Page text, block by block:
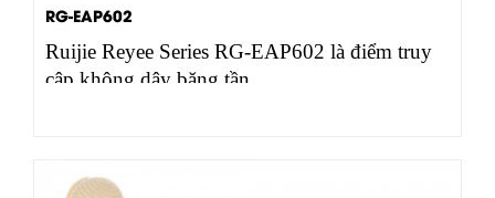
RG-EAP602
Ruijie Reyee Series RG-EAP602 là điểm truy
cập không dây băng tần…